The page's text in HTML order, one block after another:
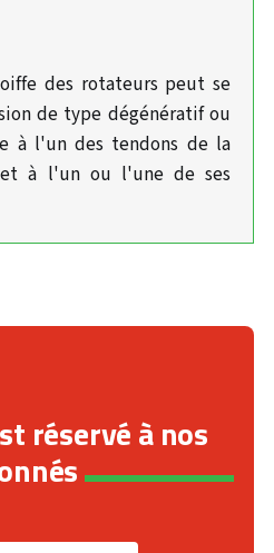
des rotateurs peut se
de type dégénératif ou
à l'un des tendons de la
à l'un ou l'une de ses
réservé à nos